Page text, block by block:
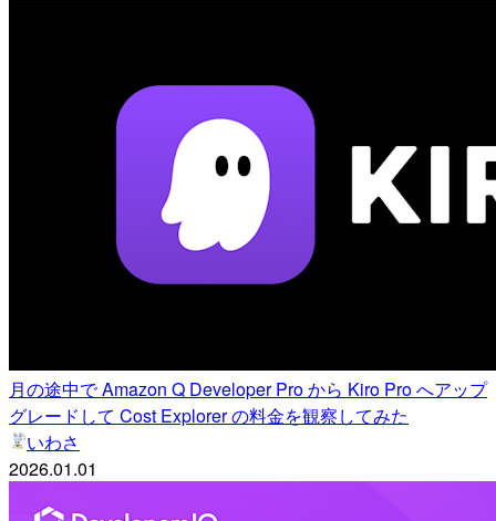
月の途中で Amazon Q Developer Pro から Kiro Pro へアップ
グレードして Cost Explorer の料金を観察してみた
いわさ
2026.01.01